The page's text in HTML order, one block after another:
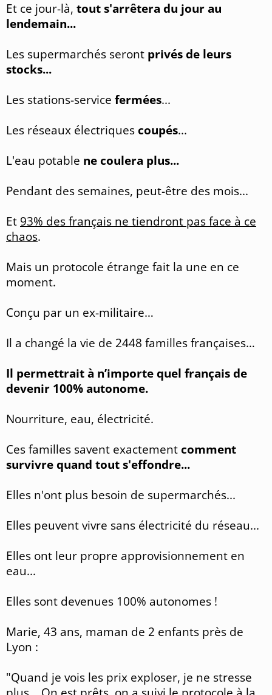
Et ce jour-là, tout s'arrêtera du jour au
lendemain...
Les supermarchés seront privés de leurs
stocks...
Les stations-service fermées...
Les réseaux électriquescoupés...
L'eau potable ne coulera plus...
Pendant des semaines, peut-être des mois...
Et 93% des français ne tiendront pas face à ce
chaos.
Mais un protocole étrange fait la une en ce
moment.
Conçu par un ex-militaire…
Il a changé la vie de 2448 familles françaises…
Il permettrait à n’importe quel français de
devenir 100% autonome.
Nourriture, eau, électricité.
Ces familles savent exactementcomment
survivre quand tout s'effondre...
Elles n'ont plus besoin de supermarchés...
Elles peuvent vivre sans électricité du réseau...
Elles ont leur propre approvisionnement en
eau...
Elles sont devenues 100% autonomes !
Marie, 43 ans, maman de 2 enfants près de
Lyon :
"Quand je vois les prix exploser, je ne stresse